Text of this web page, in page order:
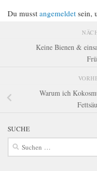
Du musst angemeldet sein,
Keine Bienen &
Warum ich
SUCHE
Suchen
nach: